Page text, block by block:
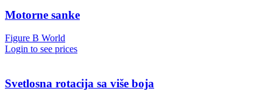
Motorne sanke
Figure B World
Login to see prices
Svetlosna rotacija sa više boja